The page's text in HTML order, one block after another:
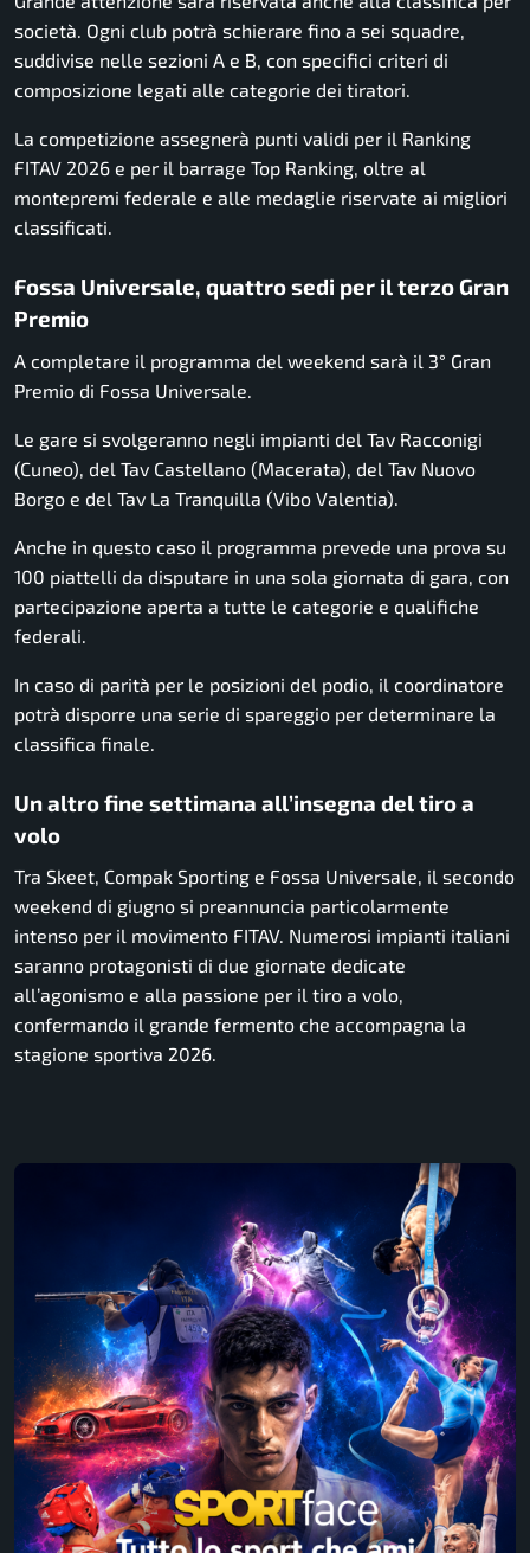
società. Ogni club potrà schierare fino a sei squadre,
suddivise nelle sezioni A e B, con specifici criteri di
composizione legati alle categorie dei tiratori.
La competizione assegnerà punti validi per il Ranking
FITAV 2026 e per il barrage Top Ranking, oltre al
montepremi federale e alle medaglie riservate ai migliori
classificati.
Fossa Universale, quattro sedi per il terzo Gran
Premio
A completare il programma del weekend sarà il 3° Gran
Premio di Fossa Universale.
Le gare si svolgeranno negli impianti del Tav Racconigi
(Cuneo), del Tav Castellano (Macerata), del Tav Nuovo
Borgo e del Tav La Tranquilla (Vibo Valentia).
Anche in questo caso il programma prevede una prova su
100 piattelli da disputare in una sola giornata di gara, con
partecipazione aperta a tutte le categorie e qualifiche
federali.
In caso di parità per le posizioni del podio, il coordinatore
potrà disporre una serie di spareggio per determinare la
classifica finale.
Un altro fine settimana all’insegna del tiro a
volo
Tra Skeet, Compak Sporting e Fossa Universale, il secondo
weekend di giugno si preannuncia particolarmente
intenso per il movimento FITAV. Numerosi impianti italiani
saranno protagonisti di due giornate dedicate
all’agonismo e alla passione per il tiro a volo,
confermando il grande fermento che accompagna la
stagione sportiva 2026.